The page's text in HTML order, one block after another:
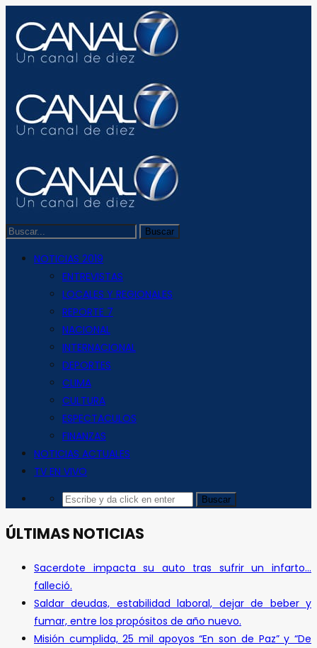
NOTICIAS 2019
ENTREVISTAS
LOCALES Y REGIONALES
REPORTE 7
NACIONAL
INTERNACIONAL
DEPORTES
CLIMA
CULTURA
ESPECTACULOS
FINANZAS
NOTICIAS ACTUALES
TV EN VIVO
ÚLTIMAS NOTICIAS
Sacerdote impacta su auto tras sufrir un infarto…
falleció.
Saldar deudas, estabilidad laboral, dejar de beber y
fumar, entre los propósitos de año nuevo.
Misión cumplida, 25 mil apoyos “En son de Paz” y “De